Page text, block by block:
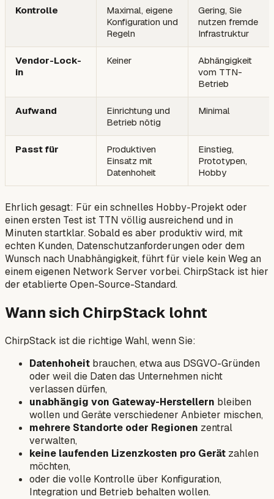
Kontrolle
Maximal, eigene
Konfiguration und
Regeln
Gering, Sie
nutzen fremde
Infrastruktur
Vendor-Lock-
in
Keiner
Abhängigkeit
vom TTN-
Betrieb
Aufwand
Einrichtung und
Betrieb nötig
Minimal
Passt für
Produktiven
Einsatz mit
Datenhoheit
Einstieg,
Prototypen,
Hobby
Ehrlich gesagt: Für ein schnelles Hobby-Projekt oder
einen ersten Test ist TTN völlig ausreichend und in
Minuten startklar. Sobald es aber produktiv wird, mit
echten Kunden, Datenschutzanforderungen oder dem
Wunsch nach Unabhängigkeit, führt für viele kein Weg an
einem eigenen Network Server vorbei. ChirpStack ist hier
der etablierte Open-Source-Standard.
Wann sich ChirpStack lohnt
ChirpStack ist die richtige Wahl, wenn Sie:
Datenhoheit brauchen, etwa aus DSGVO-Gründen
oder weil die Daten das Unternehmen nicht
verlassen dürfen,
unabhängig von Gateway-Herstellern bleiben
wollen und Geräte verschiedener Anbieter mischen,
mehrere Standorte oder Regionen zentral
verwalten,
keine laufenden Lizenzkosten pro Gerät zahlen
möchten,
oder die volle Kontrolle über Konfiguration,
Integration und Betrieb behalten wollen.